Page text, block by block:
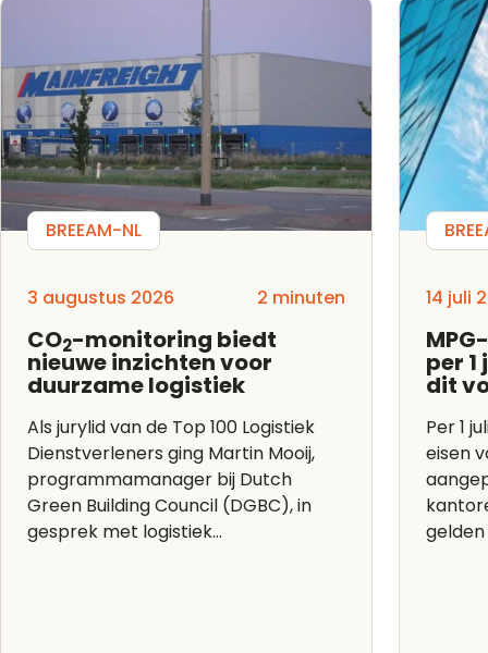
BREEAM-NL
3 augustus 2026 2 minuten
CO2-monitoring biedt
nieuwe inzichten voor
duurzame logistiek
Als jurylid van de Top 100 Logistiek
Dienstverleners ging Martin Mooij,
programmamanager bij Dutch
Green Building Council (DGBC), in
gesprek met logistiek...
14 juli
per
dit
Per 1
eisen
gelden